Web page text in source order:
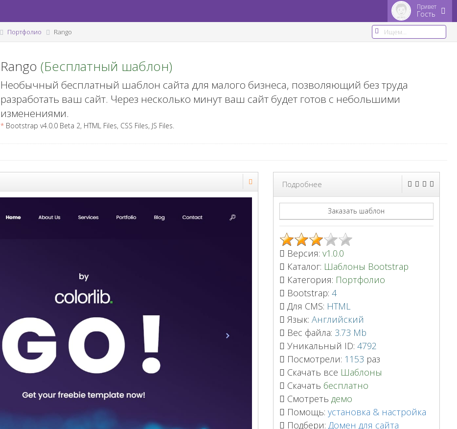
Привет
Гость
Портфолио Rango
Rango (Бесплатный шаблон)
Необычный бесплатный шаблон сайта для малого бизнеса, позволяющий без труда
разработать ваш сайт. Через несколько минут ваш сайт будет готов с небольшими
изменениями.
*Bootstrap v4.0.0 Beta 2, HTML Files, CSS Files, JS Files.
Подробнее
Заказать шаблон
Версия: v1.0.0
Каталог: Шаблоны Bootstrap
Категория: Портфолио
Bootstrap: 4
Для CMS: HTML
Язык: Английский
Вес файла: 3.73 Mb
Уникальный ID: 4792
Посмотрели: 1153 раз
Скачать все Шаблоны
Скачать бесплатно
Смотреть демо
Помощь: установка & настройка
Подбери: Домен для сайта